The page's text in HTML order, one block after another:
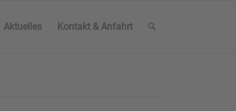
Aktuelles Kontakt & Anfahrt